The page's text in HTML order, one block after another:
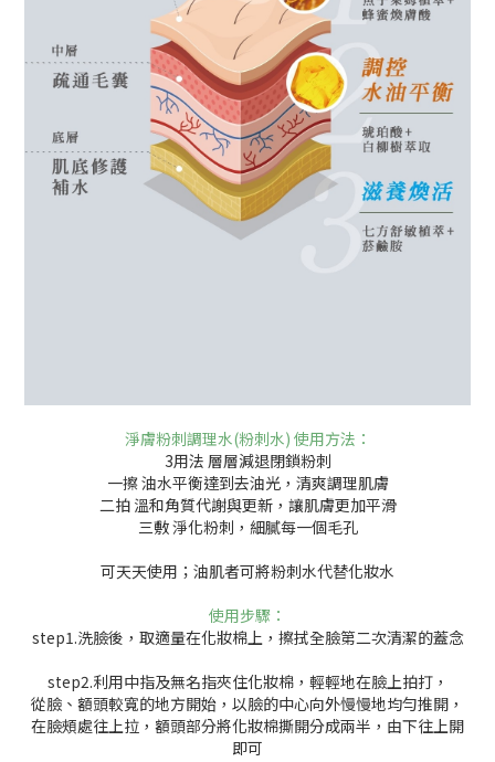
淨膚粉刺調理水(粉刺水) 使用方法：
3用法 層層減退閉鎖粉刺
一擦 油水平衡達到去油光，清爽調理肌膚
二拍 溫和角質代謝與更新，讓肌膚更加平滑
三敷 淨化粉刺，細膩每一個毛孔
可天天使用；油肌者可將粉刺水代替化妝水
使用步驟：
step1.洗臉後，取適量在化妝棉上，擦拭全臉第二次清潔的蓋念
step2.利用中指及無名指夾住化妝棉，輕輕地在臉上拍打，
從臉、額頭較寬的地方開始，以臉的中心向外慢慢地均勻推開，
在臉頰處往上拉，額頭部分將化妝棉撕開分成兩半，由下往上開
即可